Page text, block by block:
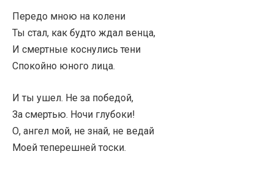
Передо мною на колени
Ты стал, как будто ждал венца,
И смертные коснулись тени
Спокойно юного лица.
И ты ушел. Не за победой,
За смертью. Ночи глубоки!
О, ангел мой, не знай, не ведай
Моей теперешней тоски.